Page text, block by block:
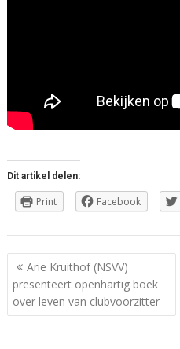
Dit artikel delen:
Print Facebook
Berichtnavigatie
Arie Kruithof (NSVV)
presenteert openhartig boek
over leven van clubvoorzitter